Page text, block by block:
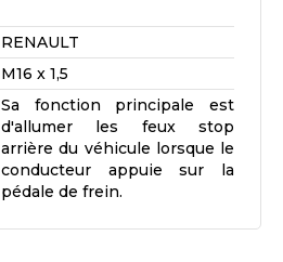
RENAULT
M16 x 1,5
Sa fonction principale est
d'allumer les feux stop
arrière du véhicule lorsque le
conducteur appuie sur la
pédale de frein.